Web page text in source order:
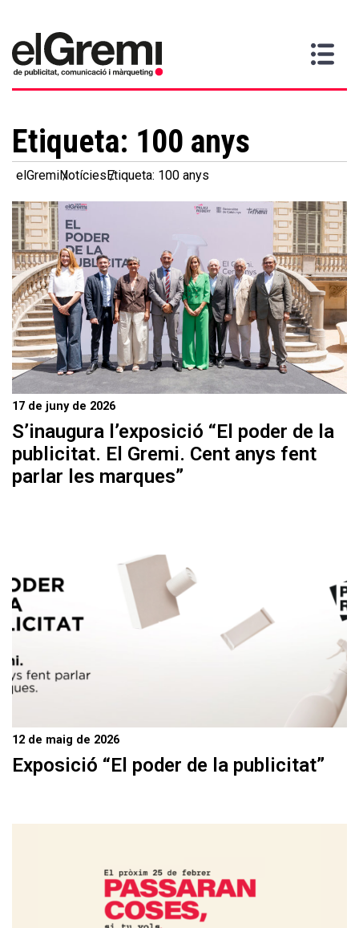
Inici
Gremi
>
Serveis
Contacta
Etiqueta: 100 anys
elGremiNotíciesEtiqueta: 100 anys
17 de juny de 2026
S’inaugura l’exposició “El poder de la
publicitat. El Gremi. Cent anys fent
parlar les marques”
12 de maig de 2026
Exposició “El poder de la publicitat”